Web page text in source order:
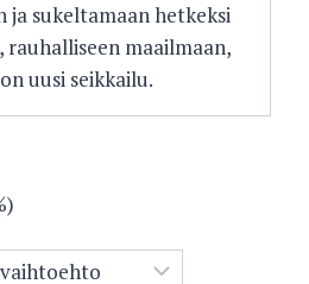
ja sukeltamaan hetkeksi
rauhalliseen maailmaan,
uusi seikkailu.